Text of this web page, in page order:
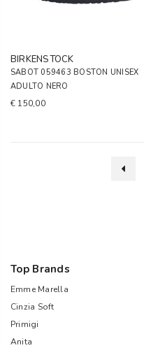
BIRKENSTOCK
SABOT 059463 BOSTON UNISEX
ADULTO NERO
€ 150,00
Top Brands
Emme Marella
Cinzia Soft
Primigi
Anita